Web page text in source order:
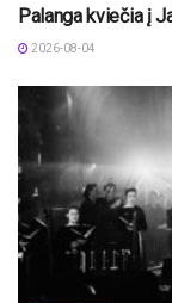
Palanga kviečia į
2026-08-04